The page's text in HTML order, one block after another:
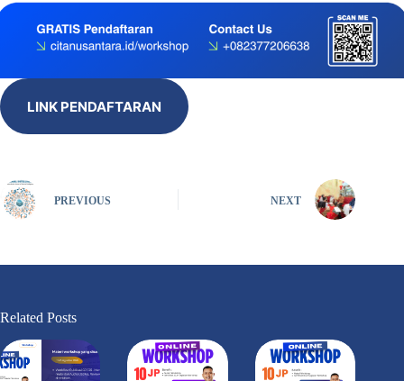
LINK PENDAFTARAN
PREVIOUS NEXT
Related Posts